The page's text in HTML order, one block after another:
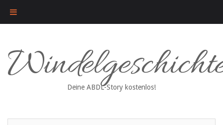
content
Deine ABDL-Story kostenlos!